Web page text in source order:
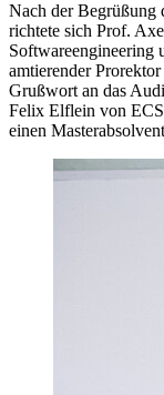
Nach der Begrüßung
richtete sich Prof.
Softwareengineering
amtierender
Grußwort an das
Felix Elflein von ECS
einen